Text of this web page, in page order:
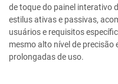
de toque do painel interativo
estilus ativas e passivas,
usuários e requisitos
mesmo alto nível de
prolongadas de uso.